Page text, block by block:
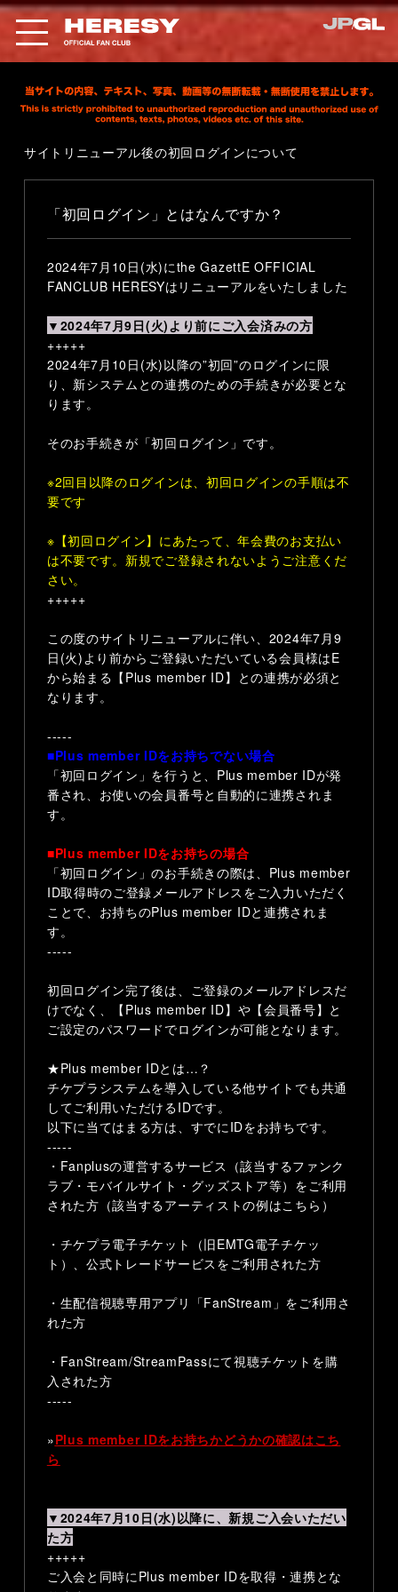
サイトリニューアル後の初回ログインについて
「初回ログイン」とはなんですか？
2024年7月10日(水)にthe GazettE OFFICIAL
FANCLUB HERESYはリニューアルをいたしました
▼2024年7月9日(火)より前にご入会済みの方
+++++
2024年7月10日(水)以降の”初回”のログインに限
り、新システムとの連携のための手続きが必要とな
ります。
そのお手続きが「初回ログイン」です。
※2回目以降のログインは、初回ログインの手順は不
要です
※【初回ログイン】にあたって、年会費のお支払い
は不要です。新規でご登録されないようご注意くだ
さい。
+++++
この度のサイトリニューアルに伴い、 2024年7月9
日(火)より前からご登録いただいている会員様はE
から始まる【Plus member ID】との連携が必須と
なります。
-----
■Plus member IDをお持ちでない場合
「初回ログイン」を行うと、Plus member IDが発
番され、お使いの会員番号と自動的に連携されま
す。
■Plus member IDをお持ちの場合
「初回ログイン」のお手続きの際は、Plus member
ID取得時のご登録メールアドレスをご入力いただく
ことで、お持ちのPlus member IDと連携されま
す。
-----
初回ログイン完了後は、ご登録のメールアドレスだ
けでなく、
【Plus member ID】や【会員番号】と
ご設定のパスワードでログインが可能となります。
★Plus member IDとは…？
チケプラシステムを導入している他サイトでも共通
してご利用いただけるIDです。
以下に当てはまる方は、すでにIDをお持ちです。
-----
・Fanplusの運営するサービス（該当するファンク
ラブ・モバイルサイト・グッズストア等）をご利用
された方（該当するアーティストの例はこちら）
・チケプラ電子チケット（旧EMTG電子チケッ
ト）、公式トレードサービスをご利用された方
・生配信視聴専用アプリ「FanStream」をご利用さ
れた方
・FanStream/StreamPassにて視聴チケットを購
入された方
-----
»Plus member IDをお持ちかどうかの確認はこち
ら
▼2024年7月10日(水)以降に、新規ご入会いただい
た方
+++++
ご入会と同時にPlus member IDを取得・連携とな